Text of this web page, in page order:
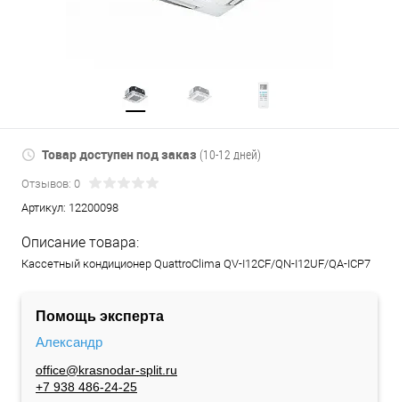
Товар доступен под заказ (10-12 дней)
Отзывов: 0
Артикул: 12200098
Описание товара:
Кассетный кондиционер QuattroClima QV-I12CF/QN-I12UF/QA-ICP7
Помощь эксперта
Александр
office@krasnodar-split.ru
+7 938 486-24-25